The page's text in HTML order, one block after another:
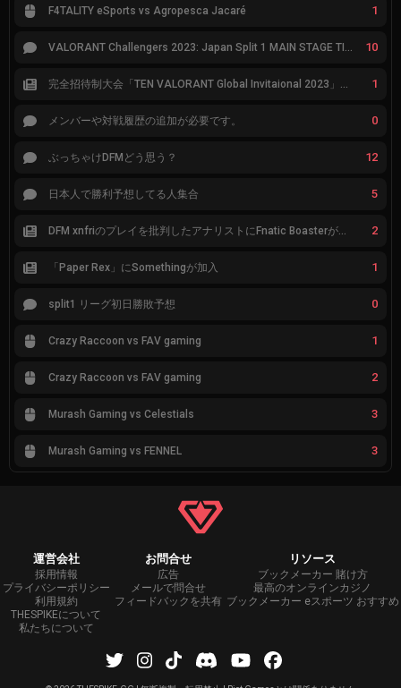
F4TALITY eSports vs Agropesca Jacaré 1
VALORANT Challengers 2023: Japan Split 1 MAIN STAGE TIER表 10
完全招待制大会「TEN VALORANT Global Invitaional 2023」が韓国で開催 1
メンバーや対戦履歴の追加が必要です。 0
ぶっちゃけDFMどう思う？ 12
日本人で勝利予想してる人集合 5
DFM xnfriのプレイを批判したアナリストにFnatic Boasterが反応「DFMは仕組みの強化が必要なだけ」 2
「Paper Rex」にSomethingが加入 1
split1 リーグ初日勝敗予想 0
Crazy Raccoon vs FAV gaming 1
Crazy Raccoon vs FAV gaming 2
Murash Gaming vs Celestials 3
Murash Gaming vs FENNEL 3
運営会社
採用情報
プライバシーポリシー
利用規約
THESPIKEについて
私たちについて
お問合せ
広告
メールで問合せ
フィードバックを共有
リソース
ブックメーカー 賭け方
最高のオンラインカジノ
ブックメーカー eスポーツ おすすめ